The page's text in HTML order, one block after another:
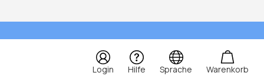
Login Hilfe Sprache Warenkorb